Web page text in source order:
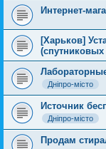
Интернет-
[Харьков]
(спутниковых
Дніпро-місто
Источник
Дніпро-місто
Продам